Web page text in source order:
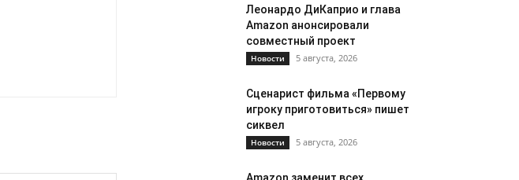
Леонардо ДиКаприо и глава
Amazon анонсировали
совместный проект
Новости 5 августа, 2026
Сценарист фильма «Первому
игроку приготовиться» пишет
сиквел
Новости 5 августа, 2026